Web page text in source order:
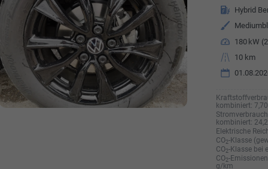
Kraftstoff Hybrid
Außenfarbe
Leistung 180 kW
Kilometerstand
10 km
kombiniert:
kombiniert:
Elektrische
CO2-Klasse
CO2-Klasse bei
CO2-
g/km